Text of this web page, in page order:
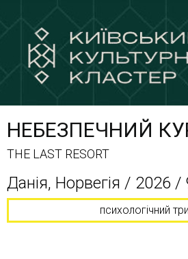
НЕБЕЗПЕЧНИЙ
THE LAST RESORT
Данія, Норвегія / 2026 /
психологічний